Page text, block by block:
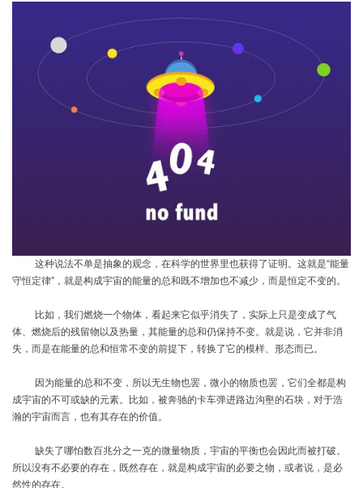
这种说法不单是抽象的观念，在科学的世界里也获得了证明。这就是“能量
守恒定律”，就是构成宇宙的能量的总和既不增加也不减少，而是恒定不变的。
比如，我们燃烧一个物体，看起来它似乎消失了，实际上只是变成了气
体、燃烧后的残留物以及热量，其能量的总和仍保持不变。就是说，它并非消
失，而是在能量的总和恒常不变的前提下，转换了它的模样、形态而已。
因为能量的总和不变，所以无生物也罢，微小的物质也罢，它们全都是构
成宇宙的不可或缺的元素。比如，被奔驰的卡车弹进路边沟壑的石块，对于浩
瀚的宇宙而言，也有其存在的价值。
缺失了哪怕数百兆分之一克的微量物质，宇宙的平衡也会因此而被打破。
所以没有不必要的存在，既然存在，就是构成宇宙的必要之物，或者说，是必
然性的存在。